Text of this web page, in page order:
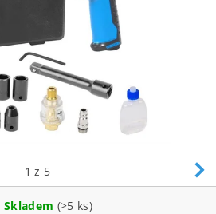
1 z 5
Skladem (>5 ks)